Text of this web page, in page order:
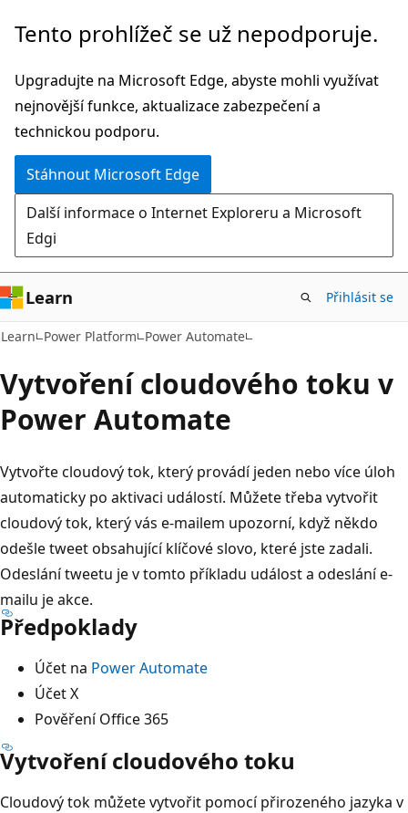
Přeskočit
hlavní
obsah
Tento prohlížeč se už nepodporuje.
Upgradujte na Microsoft Edge, abyste mohli využívat
nejnovější funkce, aktualizace zabezpečení a
technickou podporu.
Stáhnout Microsoft Edge
Další informace o Internet Exploreru a Microsoft
Edgi
Learn Přihlásit se
Learn Power Platform Power Automate
Vytvoření cloudového toku v
Power Automate
Vytvořte cloudový tok, který provádí jeden nebo více úloh
automaticky po aktivaci událostí. Můžete třeba vytvořit
cloudový tok, který vás e-mailem upozorní, když někdo
odešle tweet obsahující klíčové slovo, které jste zadali.
Odeslání tweetu je v tomto příkladu událost a odeslání e-
mailu je akce.
Předpoklady
Účet na Power Automate
Účet X
Pověření Office 365
Vytvoření cloudového toku
Cloudový tok můžete vytvořit pomocí přirozeného jazyka v